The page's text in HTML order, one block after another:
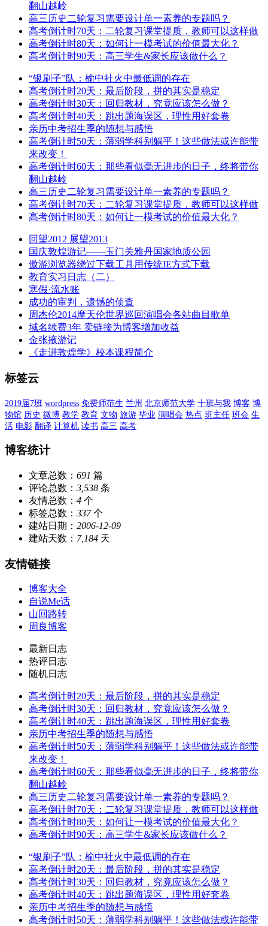
翻山越岭
高三历史二轮复习需要设计单一素养的专题吗？
高考倒计时70天：二轮复习课堂提质，教师可以这样做
高考倒计时80天：如何让一模考试的价值最大化？
高考倒计时90天：高三学生&家长应该做什么？
“银刷子”队：榆中社火中最低调的存在
高考倒计时20天：最后阶段，拼的其实是稳定
高考倒计时30天：回归教材，究竟应该怎么做？
高考倒计时40天：跳出题海误区，理性用好套卷
亲历中考招生季的随想与感悟
高考倒计时50天：薄弱学科别躺平！这些做法或许能带
来改变！
高考倒计时60天：那些看似毫无进步的日子，终将带你
翻山越岭
高三历史二轮复习需要设计单一素养的专题吗？
高考倒计时70天：二轮复习课堂提质，教师可以这样做
高考倒计时80天：如何让一模考试的价值最大化？
回望2012 展望2013
国庆敦煌游记——玉门关雅丹国家地质公园
傲游浏览器绕过下载工具用传统IE方式下载
教育实习日志（二）
寒假·流水账
成功的审判，遗憾的侦查
周杰伦2014摩天伦世界巡回演唱会各站曲目歌单
域名续费3年 卖链接为博客增加收益
金张掖游记
《走进敦煌学》校本课程简介
标签云
2019届7班 wordpress 免费师范生 兰州 北京师范大学 十班与我 博客 博
物馆 历史 微博 教学 教育 文物 旅游 毕业 演唱会 热点 班主任 班会 生
活 电影 翻译 计算机 读书 高三 高考
博客统计
文章总数： 691 篇
评论总数： 3,538 条
友情总数： 4 个
标签总数： 337个
建站日期： 2006-12-09
建站天数： 7,184 天
友情链接
博客大全
自说Me话
山回路转
周良博客
最新日志
热评日志
随机日志
高考倒计时20天：最后阶段，拼的其实是稳定
高考倒计时30天：回归教材，究竟应该怎么做？
高考倒计时40天：跳出题海误区，理性用好套卷
亲历中考招生季的随想与感悟
高考倒计时50天：薄弱学科别躺平！这些做法或许能带
来改变！
高考倒计时60天：那些看似毫无进步的日子，终将带你
翻山越岭
高三历史二轮复习需要设计单一素养的专题吗？
高考倒计时70天：二轮复习课堂提质，教师可以这样做
高考倒计时80天：如何让一模考试的价值最大化？
高考倒计时90天：高三学生&家长应该做什么？
“银刷子”队：榆中社火中最低调的存在
高考倒计时20天：最后阶段，拼的其实是稳定
高考倒计时30天：回归教材，究竟应该怎么做？
高考倒计时40天：跳出题海误区，理性用好套卷
亲历中考招生季的随想与感悟
高考倒计时50天：薄弱学科别躺平！这些做法或许能带